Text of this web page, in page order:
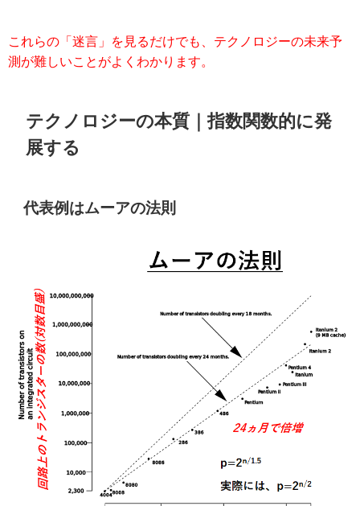
これらの「迷言」を見るだけでも、テクノロジーの未来予
測が難しいことがよくわかります。
テクノロジーの本質｜指数関数的に発
展する
代表例はムーアの法則